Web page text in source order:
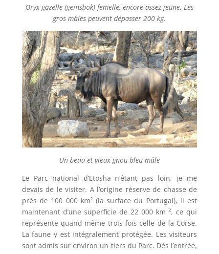
Oryx gazelle (gemsbok) femelle, encore assez jeune. Les
gros mâles peuvent dépasser 200 kg.
Un beau et vieux gnou bleu mâle
Le Parc national d’Etosha n’étant pas loin, je me
devais de le visiter. A l’origine réserve de chasse de
près de 100 000 km² (la surface du Portugal), il est
maintenant d’une superficie de 22 000 km ², ce qui
représente quand même trois fois celle de la Corse.
La faune y est intégralement protégée. Les visiteurs
sont admis sur environ un tiers du Parc. Dès l’entrée,